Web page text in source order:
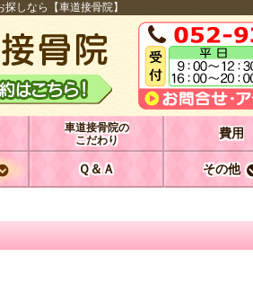
しなら【車道接骨院】
車道接骨院の
こだわり
費用
Ｑ＆Ａ その他